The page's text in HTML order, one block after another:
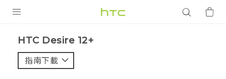
VIVE
HTC Desire 12+‎
指南下載